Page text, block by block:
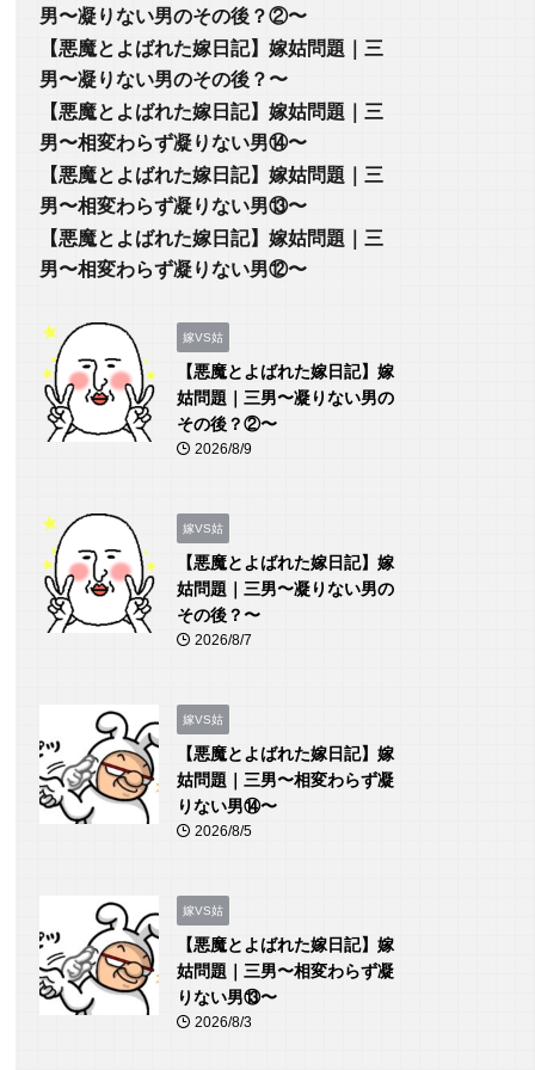
男〜凝りない男のその後？②〜
【悪魔とよばれた嫁日記】嫁姑問題｜三
男〜凝りない男のその後？〜
【悪魔とよばれた嫁日記】嫁姑問題｜三
男〜相変わらず凝りない男⑭〜
【悪魔とよばれた嫁日記】嫁姑問題｜三
男〜相変わらず凝りない男⑬〜
【悪魔とよばれた嫁日記】嫁姑問題｜三
男〜相変わらず凝りない男⑫〜
嫁VS姑
【悪魔とよばれた嫁日記】嫁
姑問題｜三男〜凝りない男の
その後？②〜
2026/8/9
嫁VS姑
【悪魔とよばれた嫁日記】嫁
姑問題｜三男〜凝りない男の
その後？〜
2026/8/7
嫁VS姑
【悪魔とよばれた嫁日記】嫁
姑問題｜三男〜相変わらず凝
りない男⑭〜
2026/8/5
嫁VS姑
【悪魔とよばれた嫁日記】嫁
姑問題｜三男〜相変わらず凝
りない男⑬〜
2026/8/3